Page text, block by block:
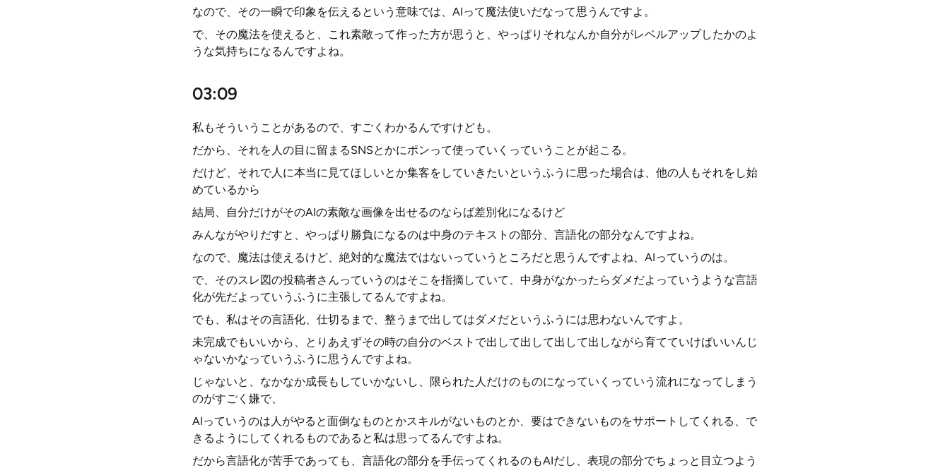
なので、その一瞬で印象を伝えるという意味では、AIって魔法使いだなって思うんですよ。
で、その魔法を使えると、これ素敵って作った方が思うと、やっぱりそれなんか自分がレベルアップしたかのよ
うな気持ちになるんですよね。
03:09
私もそういうことがあるので、すごくわかるんですけども。
だから、それを人の目に留まるSNSとかにポンって使っていくっていうことが起こる。
だけど、それで人に本当に見てほしいとか集客をしていきたいというふうに思った場合は、他の人もそれをし始
めているから
結局、自分だけがそのAIの素敵な画像を出せるのならば差別化になるけど
みんながやりだすと、やっぱり勝負になるのは中身のテキストの部分、言語化の部分なんですよね。
なので、魔法は使えるけど、絶対的な魔法ではないっていうところだと思うんですよね、AIっていうのは。
で、そのスレ図の投稿者さんっていうのはそこを指摘していて、中身がなかったらダメだよっていうような言語
化が先だよっていうふうに主張してるんですよね。
でも、私はその言語化、仕切るまで、整うまで出してはダメだというふうには思わないんですよ。
未完成でもいいから、とりあえずその時の自分のベストで出して出して出して出しながら育てていけばいいんじ
ゃないかなっていうふうに思うんですよね。
じゃないと、なかなか成長もしていかないし、限られた人だけのものになっていくっていう流れになってしまう
のがすごく嫌で、
AIっていうのは人がやると面倒なものとかスキルがないものとか、要はできないものをサポートしてくれる、で
きるようにしてくれるものであると私は思ってるんですよね。
だから言語化が苦手であっても、言語化の部分を手伝ってくれるのもAIだし、表現の部分でちょっと目立つよう